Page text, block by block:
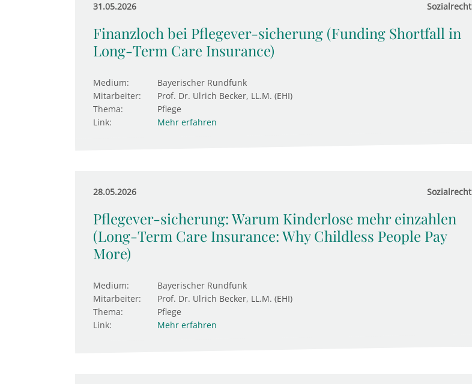
31.05.2026 Sozialrecht
Finanzloch bei Pflegever-sicherung (Funding Shortfall in
Long-Term Care Insurance)
Medium:
Bayerischer Rundfunk
Mitarbeiter:
Prof. Dr. Ulrich Becker, LL.M. (EHI)
Thema:
Pflege
Link:
Mehr erfahren
28.05.2026 Sozialrecht
Pflegever-sicherung: Warum Kinderlose mehr einzahlen
(Long-Term Care Insurance: Why Childless People Pay
More)
Medium:
Bayerischer Rundfunk
Mitarbeiter:
Prof. Dr. Ulrich Becker, LL.M. (EHI)
Thema:
Pflege
Link:
Mehr erfahren